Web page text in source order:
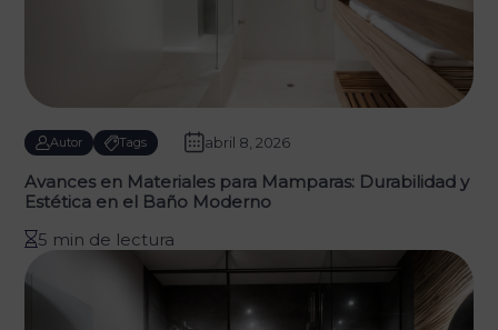
Autor Tags abril 8, 2026
Avances en Materiales para Mamparas: Durabilidad y
Estética en el Baño Moderno
5 min de lectura